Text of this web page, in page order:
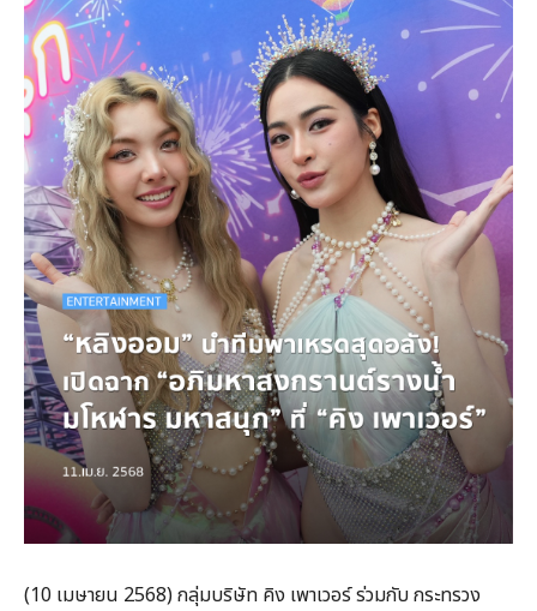
(10 เมษายน 2568) กลุ่มบริษัท คิง เพาเวอร์ ร่วมกับ กระทรวง